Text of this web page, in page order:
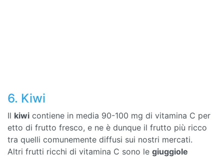
6. Kiwi
Il kiwi contiene in media 90-100 mg di vitamina C per
etto di frutto fresco, e ne è dunque il frutto più ricco
tra quelli comunemente diffusi sui nostri mercati.
Altri frutti ricchi di vitamina C sono le giuggiole